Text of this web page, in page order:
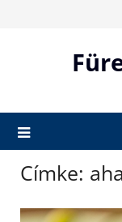
Címke: